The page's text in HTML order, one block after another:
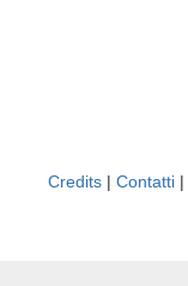
Credits | Contatti |